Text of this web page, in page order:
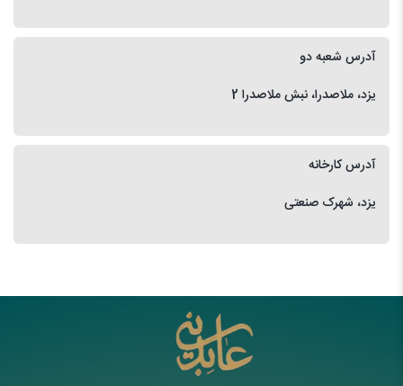
آدرس شعبه دو
یزد، ملاصدرا، نبش ملاصدرا 2
آدرس کارخانه
یزد، شهرک صنعتی